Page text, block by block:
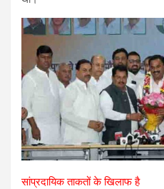
सांप्रदायिक ताकतों के खिलाफ है